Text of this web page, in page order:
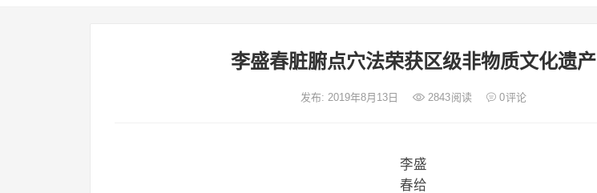
李盛春脏腑点穴法荣获区级非物质文化遗产
发布: 2019年8月13日 2843阅读 0评论
李盛
春给